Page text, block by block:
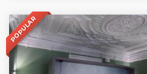
POPULAR